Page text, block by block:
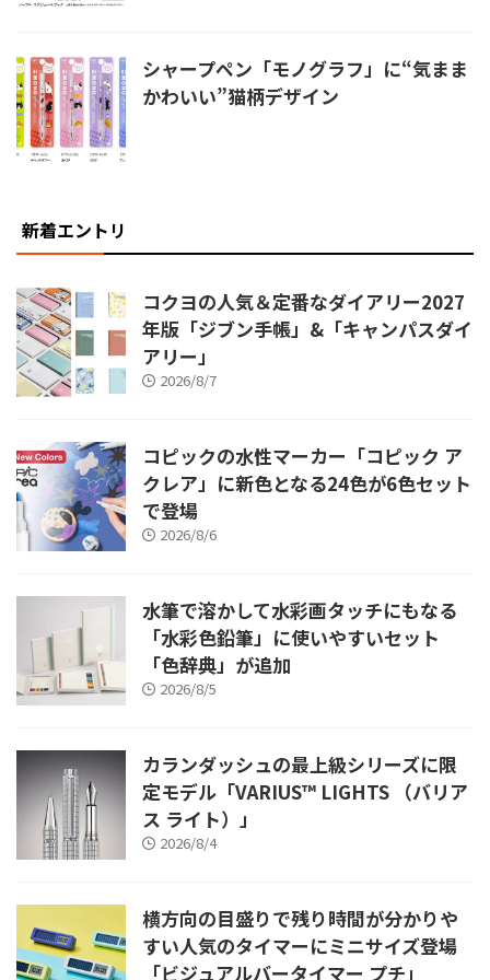
シャープペン「モノグラフ」に“気まま
かわいい”猫柄デザイン
新着エントリ
コクヨの人気＆定番なダイアリー2027
年版「ジブン手帳」&「キャンパスダイ
アリー」
2026/8/7
コピックの水性マーカー「コピック ア
クレア」に新色となる24色が6色セット
で登場
2026/8/6
水筆で溶かして水彩画タッチにもなる
「水彩色鉛筆」に使いやすいセット
「色辞典」が追加
2026/8/5
カランダッシュの最上級シリーズに限
定モデル「VARIUS™ LIGHTS （バリア
ス ライト）」
2026/8/4
横方向の目盛りで残り時間が分かりや
すい人気のタイマーにミニサイズ登場
「ビジュアルバータイマー プチ」